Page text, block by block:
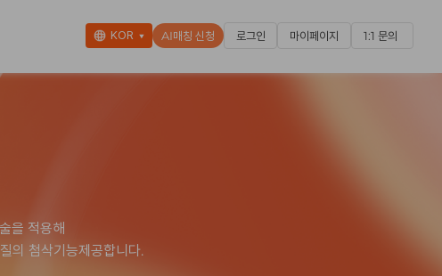
KOR ▼ AI매칭 신청 로그인 마이페이지 1:1 문의
을 적용해
의 첨삭기능제공합니다.